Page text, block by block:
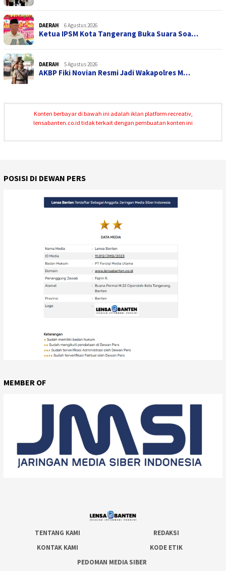
DAERAH 6 Agustus 2026
Ketua IPSM Kota Tangerang Buka Suara Soa…
DAERAH 5 Agustus 2026
AKBP Fiki Novian Resmi Jadi Wakapolres M…
Konten berbayar di bawah ini adalah iklan platform recreativ,
lensabanten.co.id tidak terkait dengan pembuatan konten ini
POSISI DI DEWAN PERS
MEMBER OF
TENTANG KAMI
REDAKSI
KONTAK KAMI
KODE ETIK
PEDOMAN MEDIA SIBER